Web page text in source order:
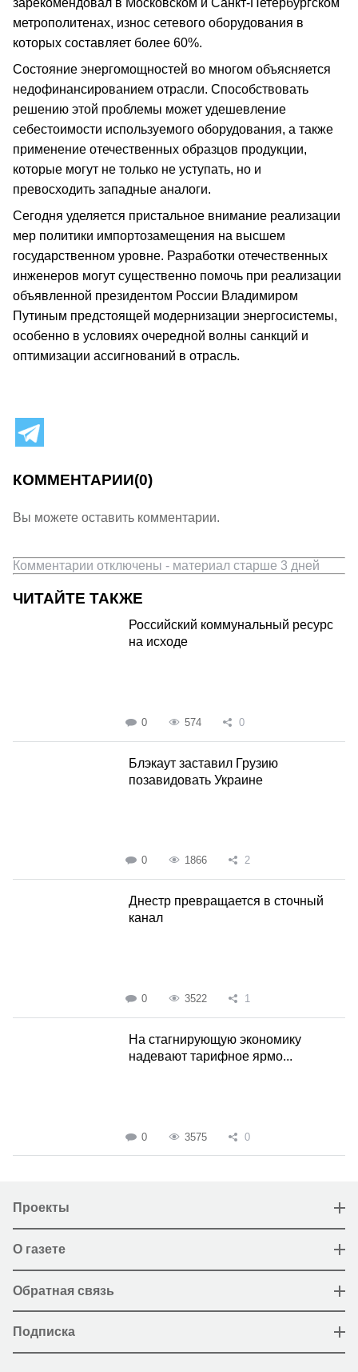
зарекомендовал в Московском и Санкт-Петербургском
метрополитенах, износ сетевого оборудования в
которых составляет более 60%.
Состояние энергомощностей во многом объясняется
недофинансированием отрасли. Способствовать
решению этой проблемы может удешевление
себестоимости используемого оборудования, а также
применение отечественных образцов продукции,
которые могут не только не уступать, но и
превосходить западные аналоги.
Сегодня уделяется пристальное внимание реализации
мер политики импортозамещения на высшем
государственном уровне. Разработки отечественных
инженеров могут существенно помочь при реализации
объявленной президентом России Владимиром
Путиным предстоящей модернизации энергосистемы,
особенно в условиях очередной волны санкций и
оптимизации ассигнований в отрасль.
КОММЕНТАРИИ(0)
Вы можете оставить комментарии.
Комментарии отключены - материал старше 3 дней
ЧИТАЙТЕ ТАКЖЕ
Российский коммунальный ресурс
на исходе
0 574 0
Блэкаут заставил Грузию
позавидовать Украине
0 1866 2
Днестр превращается в сточный
канал
0 3522 1
На стагнирующую экономику
надевают тарифное ярмо...
0 3575 0
Проекты
О газете
Обратная связь
Подписка